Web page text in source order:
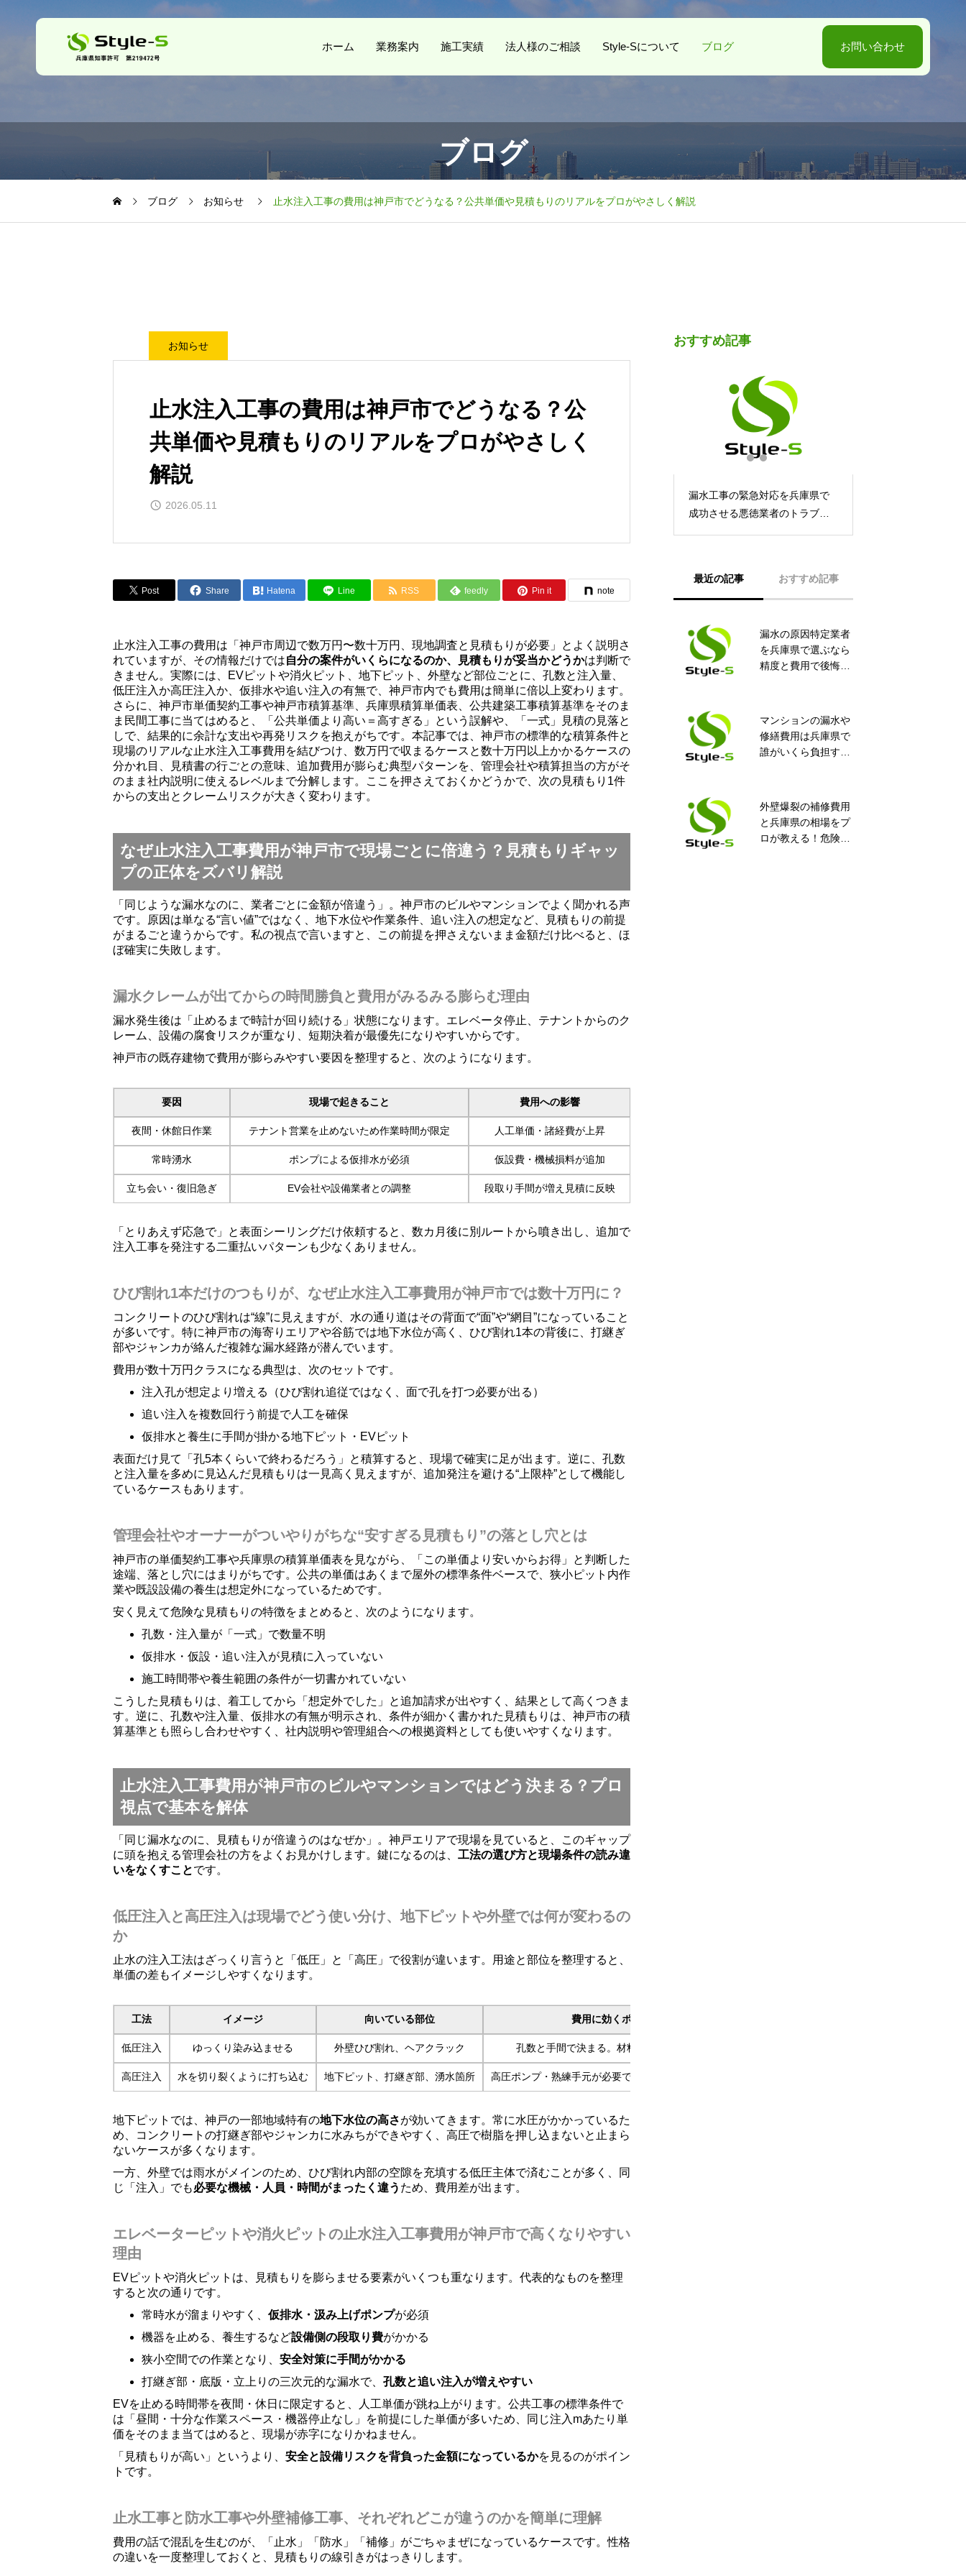
ホーム 業務案内 施工実績 法人様のご相談 Style-Sについて ブログ お問い合わせ
ブログ
ブログ お知らせ 止水注入工事の費用は神戸市でどうなる？公共単価や見積もりのリアルをプロがやさしく解説
お知らせ
止水注入工事の費用は神戸市でどうなる？公
共単価や見積もりのリアルをプロがやさしく
解説
2026.05.11
Post Share Hatena Line RSS feedly Pin it note
止水注入工事の費用は「神戸市周辺で数万円〜数十万円、現地調査と見積もりが必要」とよく説明さ
れていますが、その情報だけでは自分の案件がいくらになるのか、見積もりが妥当かどうかは判断で
きません。実際には、EVピットや消火ピット、地下ピット、外壁など部位ごとに、孔数と注入量、
低圧注入か高圧注入か、仮排水や追い注入の有無で、神戸市内でも費用は簡単に倍以上変わります。
さらに、神戸市単価契約工事や神戸市積算基準、兵庫県積算単価表、公共建築工事積算基準をそのま
ま民間工事に当てはめると、「公共単価より高い＝高すぎる」という誤解や、「一式」見積の見落と
しで、結果的に余計な支出や再発リスクを抱えがちです。本記事では、神戸市の標準的な積算条件と
現場のリアルな止水注入工事費用を結びつけ、数万円で収まるケースと数十万円以上かかるケースの
分かれ目、見積書の行ごとの意味、追加費用が膨らむ典型パターンを、管理会社や積算担当の方がそ
のまま社内説明に使えるレベルまで分解します。ここを押さえておくかどうかで、次の見積もり1件
からの支出とクレームリスクが大きく変わります。
なぜ止水注入工事費用が神戸市で現場ごとに倍違う？見積もりギャッ
プの正体をズバリ解説
「同じような漏水なのに、業者ごとに金額が倍違う」。神戸市のビルやマンションでよく聞かれる声
です。原因は単なる“言い値”ではなく、地下水位や作業条件、追い注入の想定など、見積もりの前提
がまるごと違うからです。私の視点で言いますと、この前提を押さえないまま金額だけ比べると、ほ
ぼ確実に失敗します。
漏水クレームが出てからの時間勝負と費用がみるみる膨らむ理由
漏水発生後は「止めるまで時計が回り続ける」状態になります。エレベータ停止、テナントからのク
レーム、設備の腐食リスクが重なり、短期決着が最優先になりやすいからです。
神戸市の既存建物で費用が膨らみやすい要因を整理すると、次のようになります。
要因 現場で起きること 費用への影響
夜間・休館日作業 テナント営業を止めないため作業時間が限定 人工単価・諸経費が上昇
常時湧水 ポンプによる仮排水が必須 仮設費・機械損料が追加
立ち会い・復旧急ぎ EV会社や設備業者との調整 段取り手間が増え見積に反映
「とりあえず応急で」と表面シーリングだけ依頼すると、数カ月後に別ルートから噴き出し、追加で
注入工事を発注する二重払いパターンも少なくありません。
ひび割れ1本だけのつもりが、なぜ止水注入工事費用が神戸市では数十万円に？
コンクリートのひび割れは“線”に見えますが、水の通り道はその背面で“面”や“網目”になっていること
が多いです。特に神戸市の海寄りエリアや谷筋では地下水位が高く、ひび割れ1本の背後に、打継ぎ
部やジャンカが絡んだ複雑な漏水経路が潜んでいます。
費用が数十万円クラスになる典型は、次のセットです。
注入孔が想定より増える（ひび割れ追従ではなく、面で孔を打つ必要が出る）
追い注入を複数回行う前提で人工を確保
仮排水と養生に手間が掛かる地下ピット・EVピット
表面だけ見て「孔5本くらいで終わるだろう」と積算すると、現場で確実に足が出ます。逆に、孔数
と注入量を多めに見込んだ見積もりは一見高く見えますが、追加発注を避ける“上限枠”として機能し
ているケースもあります。
管理会社やオーナーがついやりがちな“安すぎる見積もり”の落とし穴とは
神戸市の単価契約工事や兵庫県の積算単価表を見ながら、「この単価より安いからお得」と判断した
途端、落とし穴にはまりがちです。公共の単価はあくまで屋外の標準条件ベースで、狭小ピット内作
業や既設設備の養生は想定外になっているためです。
安く見えて危険な見積もりの特徴をまとめると、次のようになります。
孔数・注入量が「一式」で数量不明
仮排水・仮設・追い注入が見積に入っていない
施工時間帯や養生範囲の条件が一切書かれていない
こうした見積もりは、着工してから「想定外でした」と追加請求が出やすく、結果として高くつきま
す。逆に、孔数や注入量、仮排水の有無が明示され、条件が細かく書かれた見積もりは、神戸市の積
算基準とも照らし合わせやすく、社内説明や管理組合への根拠資料としても使いやすくなります。
止水注入工事費用が神戸市のビルやマンションではどう決まる？プロ
視点で基本を解体
「同じ漏水なのに、見積もりが倍違うのはなぜか」。神戸エリアで現場を見ていると、このギャップ
に頭を抱える管理会社の方をよくお見かけします。鍵になるのは、 工法の選び方と現場条件の読み違
いをなくすことです。
低圧注入と高圧注入は現場でどう使い分け、地下ピットや外壁では何が変わるの
か
止水の注入工法はざっくり言うと「低圧」と「高圧」で役割が違います。用途と部位を整理すると、
単価の差もイメージしやすくなります。
工法 イメージ 向いている部位 費用に効くポイント
低圧注入 ゆっくり染み込ませる 外壁ひび割れ、ヘアクラック 孔数と手間で決まる。材料量は比較的少なめ
高圧注入 水を切り裂くように打ち込む 地下ピット、打継ぎ部、湧水箇所 高圧ポンプ・熟練手元が必要で人工単価が上がりやすい
地下ピットでは、神戸の一部地域特有の地下水位の高さが効いてきます。常に水圧がかかっているた
め、コンクリートの打継ぎ部やジャンカに水みちができやすく、高圧で樹脂を押し込まないと止まら
ないケースが多くなります。
一方、外壁では雨水がメインのため、ひび割れ内部の空隙を充填する低圧主体で済むことが多く、同
じ「注入」でも必要な機械・人員・時間がまったく違う ため、費用差が出ます。
エレベーターピットや消火ピットの止水注入工事費用が神戸市で高くなりやすい
理由
EVピットや消火ピットは、見積もりを膨らませる要素がいくつも重なります。代表的なものを整理
すると次の通りです。
常時水が溜まりやすく、 仮排水・汲み上げポンプが必須
機器を止める、養生するなど設備側の段取り費がかかる
狭小空間での作業となり、 安全対策に手間がかかる
打継ぎ部・底版・立上りの三次元的な漏水で、 孔数と追い注入が増えやすい
EVを止める時間帯を夜間・休日に限定すると、人工単価が跳ね上がります。公共工事の標準条件で
は「昼間・十分な作業スペース・機器停止なし」を前提にした単価が多いため、同じ注入mあたり単
価をそのまま当てはめると、現場が赤字になりかねません。
「見積もりが高い」というより、 安全と設備リスクを背負った金額になっているかを見るのがポイン
トです。
止水工事と防水工事や外壁補修工事、それぞれどこが違うのかを簡単に理解
費用の話で混乱を生むのが、「止水」「防水」「補修」がごちゃまぜになっているケースです。性格
の違いを一度整理しておくと、見積もりの線引きがはっきりします。
おすすめ記事
漏水工事の緊急対応を兵庫県で
成功させる悪徳業者のトラブル
最近の記事 おすすめ記事
漏水の原因特定業者
を兵庫県で選ぶなら
精度と費用で後悔し
マンションの漏水や
修繕費用は兵庫県で
誰がいくら負担す
外壁爆裂の補修費用
と兵庫県の相場をプ
ロが教える！危険度
止水工事のプロが心
掛ける3つのこと
漏水工事で家計にや
さしい生活を実施
川西市 マンション
天井 止水工事